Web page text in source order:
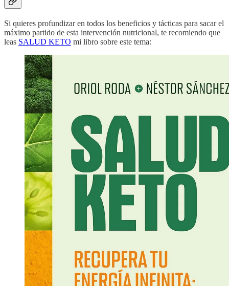
Si quieres profundizar en todos los beneficios y tácticas para sacar el
máximo partido de esta intervención nutricional, te recomiendo que
leas SALUD KETO mi libro sobre este tema: